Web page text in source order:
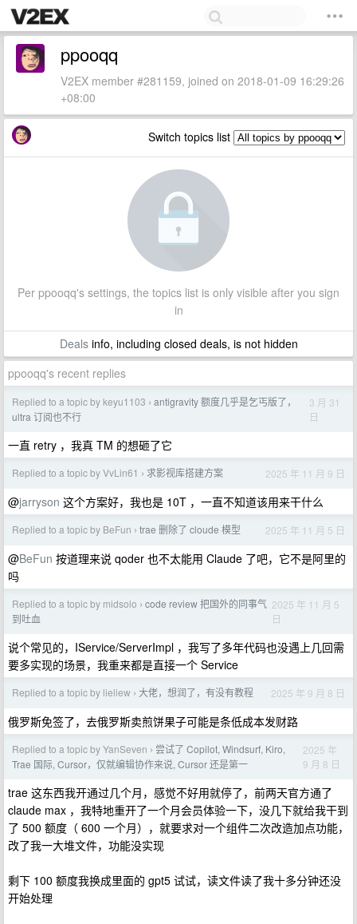
ppooqq
V2EX member #281159, joined on 2018-01-09 16:29:26
+08:00
Switch topics list
Per ppooqq's settings, the topics list is only visible after you sign
in
Dealsinfo, including closed deals, is not hidden
ppooqq's recent replies
Replied to a topic by keyu1103 › antigravity 额度几乎是乞丐版了，
ultra 订阅也不行
3 月 31
日
一直 retry ，我真 TM 的想砸了它
Replied to a topic by VvLin61 › 求影视库搭建方案 2025 年 11 月 9 日
@jarryson 这个方案好，我也是 10T ，一直不知道该用来干什么
Replied to a topic by BeFun › trae 删除了 cloude 模型 2025 年 11 月 5 日
@BeFun 按道理来说 qoder 也不太能用 Claude 了吧，它不是阿里的
吗
Replied to a topic by midsolo › code review 把国外的同事气
到吐血
2025 年 11 月 5
日
说个常见的，IService/ServerImpl ，我写了多年代码也没遇上几回需
要多实现的场景，我重来都是直接一个 Service
Replied to a topic by lieliew › 大佬，想润了，有没有教程 2025 年 9 月 8 日
俄罗斯免签了，去俄罗斯卖煎饼果子可能是条低成本发财路
Replied to a topic by YanSeven › 尝试了 Copilot, Windsurf, Kiro,
Trae 国际, Cursor，仅就编辑协作来说, Cursor 还是第一
2025 年
9 月 8 日
trae 这东西我开通过几个月，感觉不好用就停了，前两天官方通了
claude max ，我特地重开了一个月会员体验一下，没几下就给我干到
了 500 额度（ 600 一个月），就要求对一个组件二次改造加点功能，
改了我一大堆文件，功能没实现
剩下 100 额度我换成里面的 gpt5 试试，读文件读了我十多分钟还没
开始处理